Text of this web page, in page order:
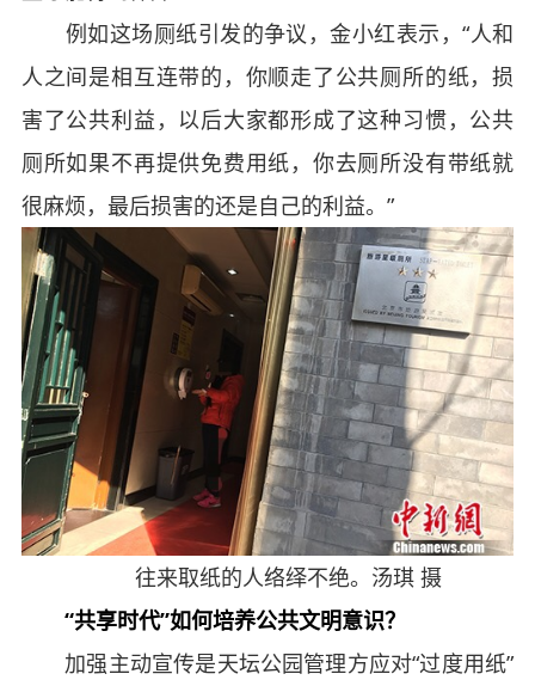
例如这场厕纸引发的争议，金小红表示，“人和
人之间是相互连带的，你顺走了公共厕所的纸，损
害了公共利益，以后大家都形成了这种习惯，公共
厕所如果不再提供免费用纸，你去厕所没有带纸就
很麻烦，最后损害的还是自己的利益。”
往来取纸的人络绎不绝。汤琪 摄
“共享时代”如何培养公共文明意识？
加强主动宣传是天坛公园管理方应对“过度用纸”